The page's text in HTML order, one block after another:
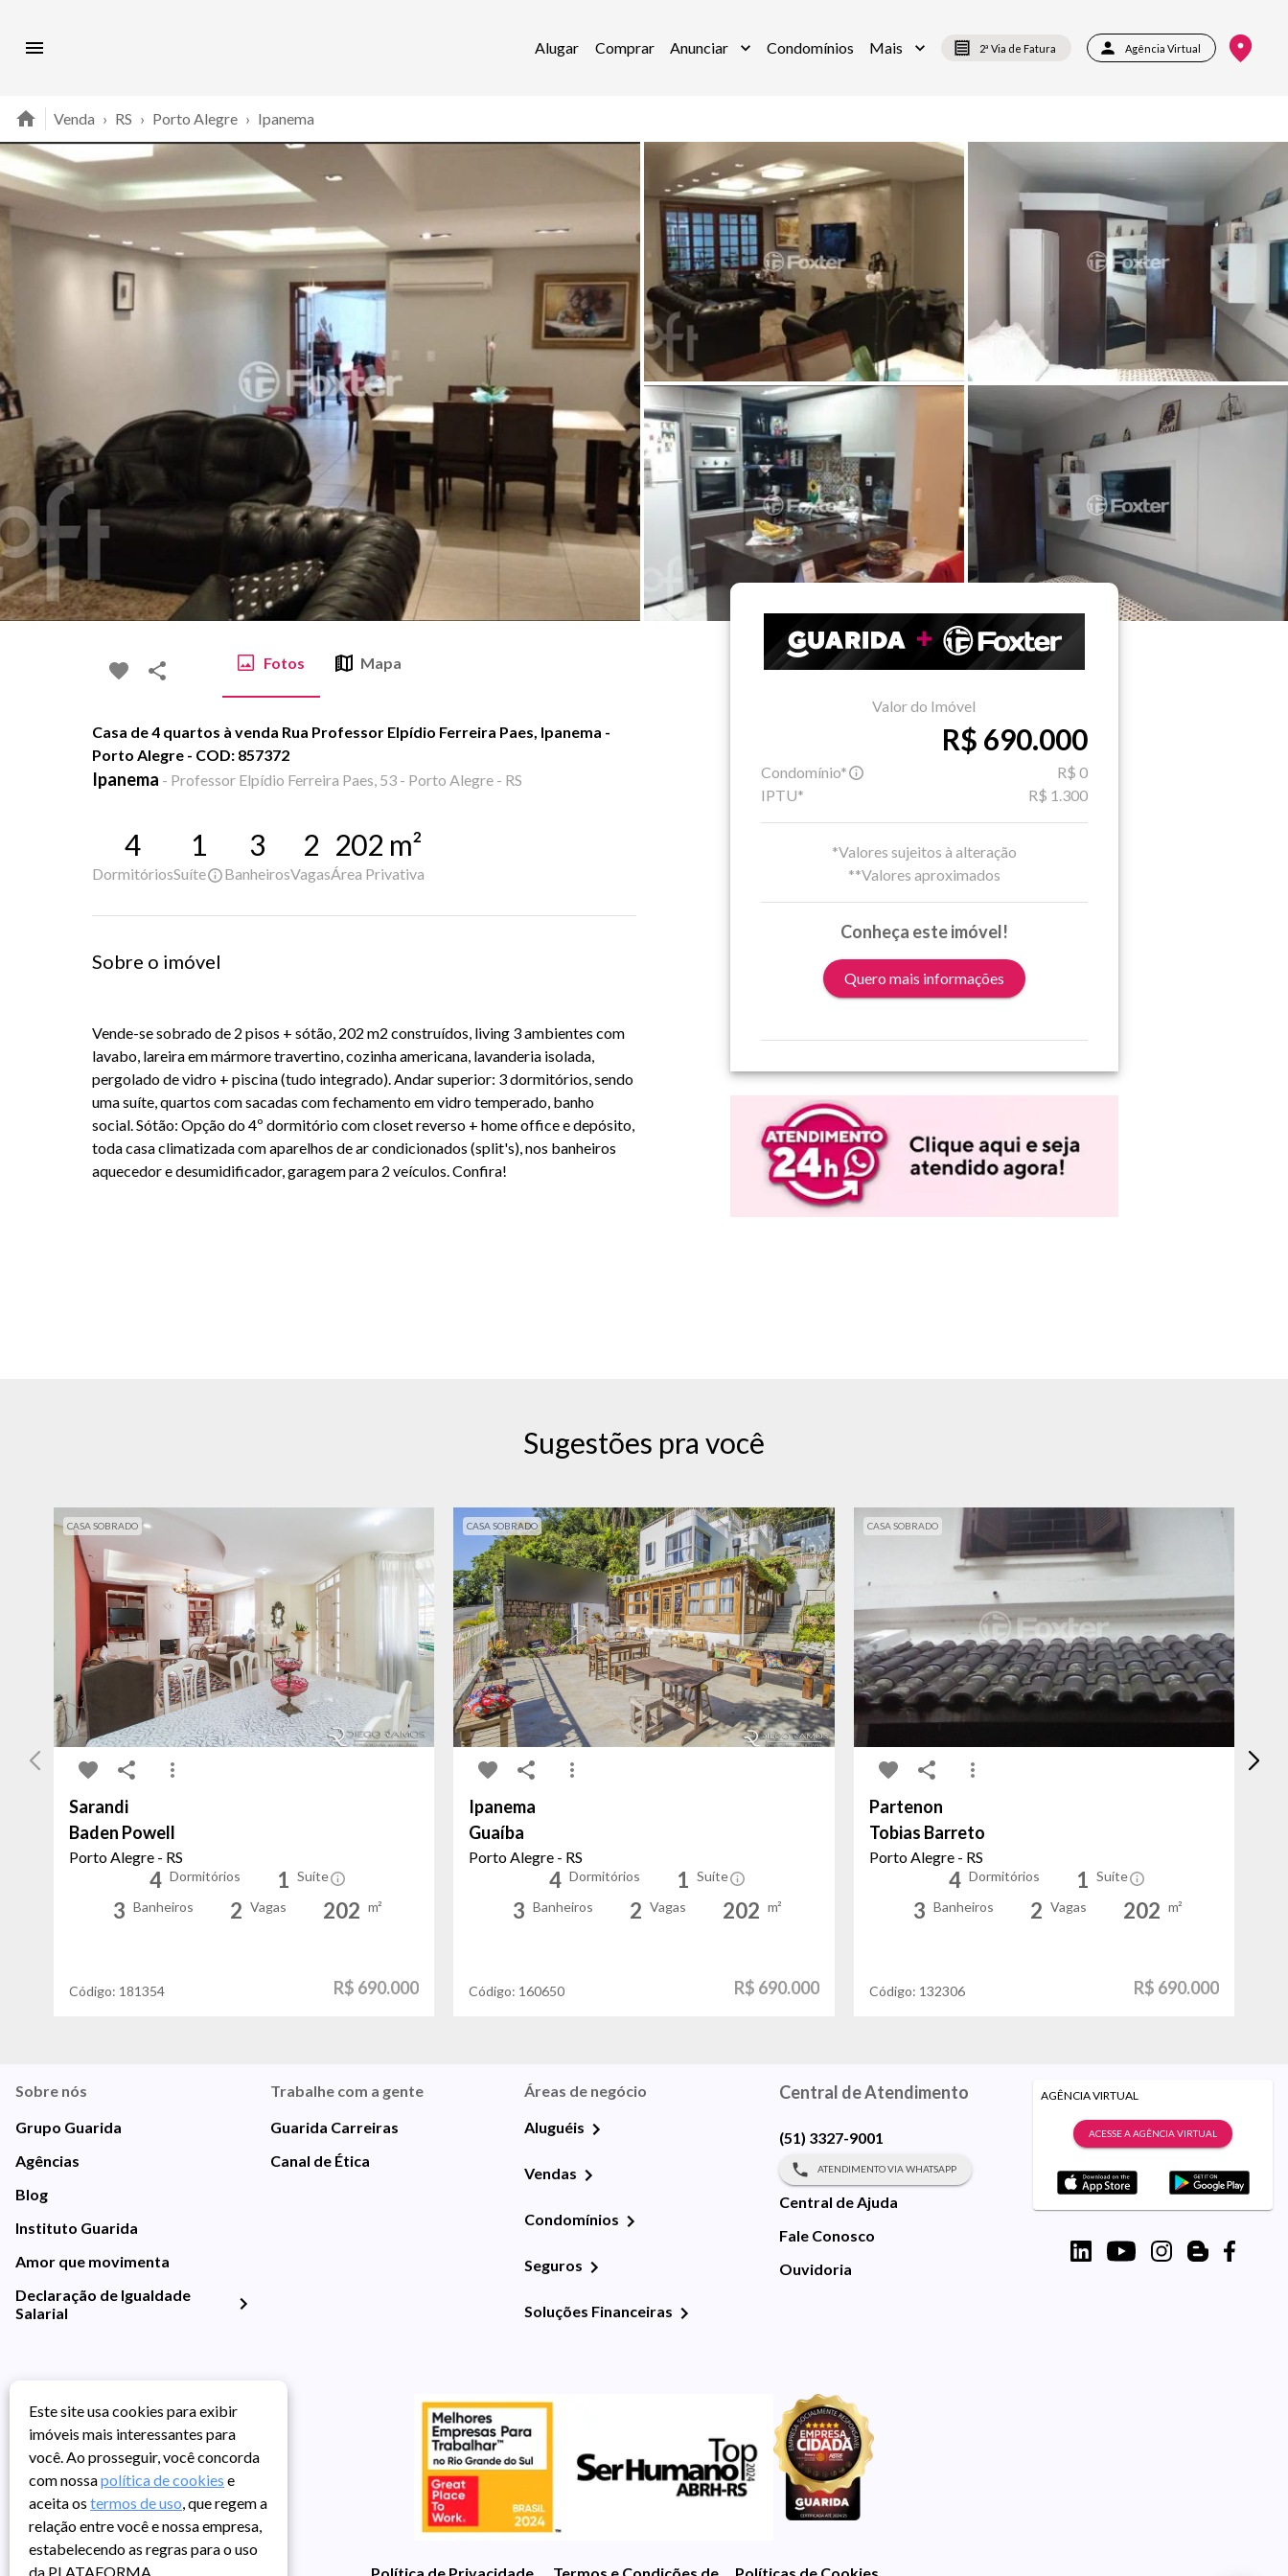
Alugar Comprar Anunciar Condomínios Mais 2ª Via de Fatura Agência Virtual
Venda › RS › Porto Alegre › Ipanema
Fotos Mapa
Casa de 4 quartos à venda Rua Professor Elpídio Ferreira Paes, Ipanema -
Porto Alegre - COD: 857372
Ipanema - Professor Elpídio Ferreira Paes, 53 - Porto Alegre - RS
4
Dormitórios
1
Suíte
3
Banheiros
2
Vagas
202 m²
Área Privativa
Sobre o imóvel
Vende-se sobrado de 2 pisos + sótão, 202 m2 construídos, living 3 ambientes com
lavabo, lareira em mármore travertino, cozinha americana, lavanderia isolada,
pergolado de vidro + piscina (tudo integrado). Andar superior: 3 dormitórios, sendo
uma suíte, quartos com sacadas com fechamento em vidro temperado, banho
social. Sótão: Opção do 4º dormitório com closet reverso + home office e depósito,
toda casa climatizada com aparelhos de ar condicionados (split's), nos banheiros
aquecedor e desumidificador, garagem para 2 veículos. Confira!
Valor do Imóvel
R$ 690.000
Condomínio*
R$ 0
IPTU*
R$ 1.300
*Valores sujeitos à alteração
**Valores aproximados
Conheça este imóvel!
Quero mais informações
Sugestões pra você
CASA SOBRADO
Sarandi
Baden Powell
Porto Alegre - RS
4 Dormitórios 1 Suíte
3 Banheiros 2 Vagas 202 m²
Código: 181354 R$ 690.000
CASA SOBRADO
Ipanema
Guaíba
Porto Alegre - RS
4 Dormitórios 1 Suíte
3 Banheiros 2 Vagas 202 m²
Código: 160650 R$ 690.000
CASA SOBRADO
Partenon
Tobias Barreto
Porto Alegre - RS
4 Dormitórios 1 Suíte
3 Banheiros 2 Vagas 202 m²
Código: 132306 R$ 690.000
Sobre nós
Grupo Guarida
Agências
Blog
Instituto Guarida
Amor que movimenta
Declaração de Igualdade
Salarial
Trabalhe com a gente
Guarida Carreiras
Canal de Ética
Áreas de negócio
Aluguéis
Vendas
Condomínios
Seguros
Soluções Financeiras
Central de Atendimento
(51) 3327-9001
ATENDIMENTO VIA WHATSAPP
Central de Ajuda
Fale Conosco
Ouvidoria
AGÊNCIA VIRTUAL
ACESSE A AGÊNCIA VIRTUAL
Política de Privacidade Termos e Condições de UsoPolíticas de Cookies
Este site usa cookies para exibir
imóveis mais interessantes para
você. Ao prosseguir, você concorda
com nossapolítica de cookies e
aceita os termos de uso, que regem a
relação entre você e nossa empresa,
estabelecendo as regras para o uso
da PLATAFORMA.